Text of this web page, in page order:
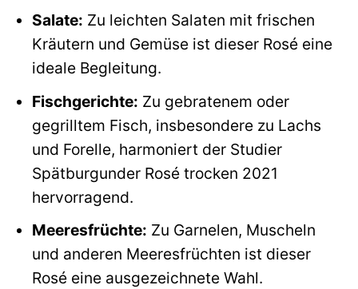
Salate: Zu leichten Salaten mit frischen
Kräutern und Gemüse ist dieser Rosé eine
ideale Begleitung.
Fischgerichte: Zu gebratenem oder
gegrilltem Fisch, insbesondere zu Lachs
und Forelle, harmoniert der Studier
Spätburgunder Rosé trocken 2021
hervorragend.
Meeresfrüchte: Zu Garnelen, Muscheln
und anderen Meeresfrüchten ist dieser
Rosé eine ausgezeichnete Wahl.